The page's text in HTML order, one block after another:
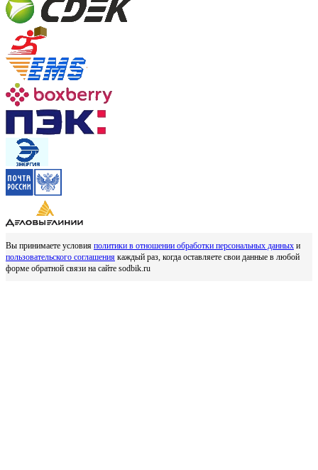
Вы принимаете условия политики в отношении обработки персональных данных и
пользовательского соглашения каждый раз, когда оставляете свои данные в любой
форме обратной связи на сайте sodbik.ru